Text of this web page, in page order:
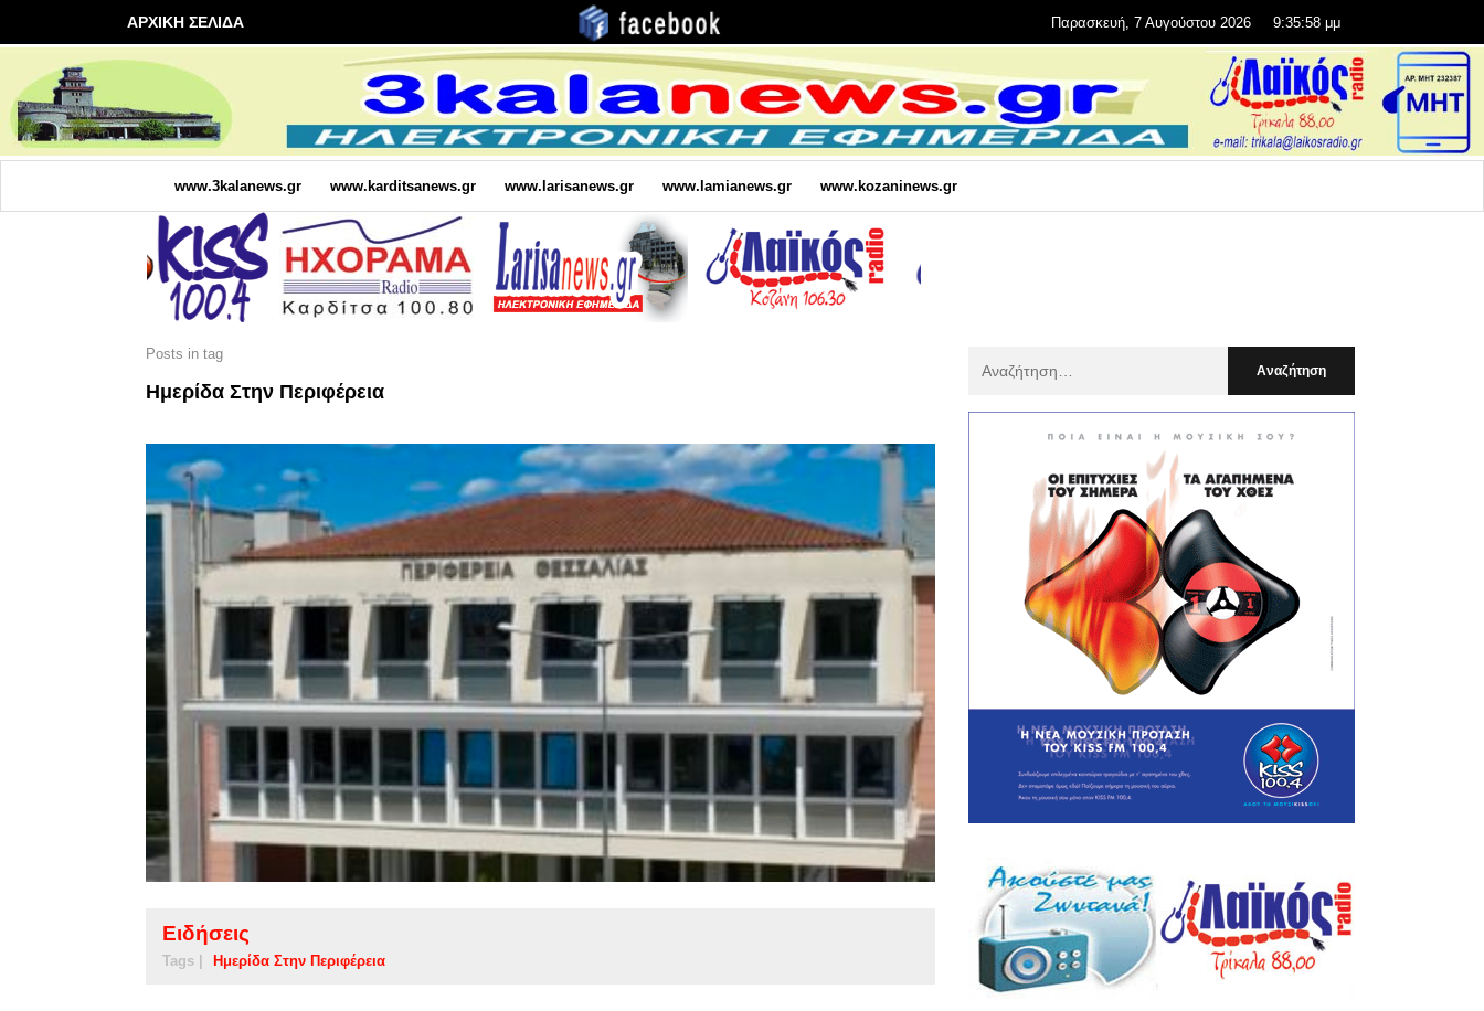
ΑΡΧΙΚΗ ΣΕΛΙΔΑ Παρασκευή, 7 Αυγούστου 2026 9:35:59 μμ
www.3kalanews.gr www.karditsanews.gr www.larisanews.gr www.lamianews.gr www.kozaninews.gr
Posts in tag
Ημερίδα Στην Περιφέρεια
Ειδήσεις
Tags | Ημερίδα Στην Περιφέρεια
: